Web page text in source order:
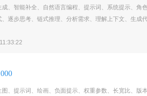
成、智能补全、自然语言编程、提示词、系统提示、角
、逐步思考、链式推理、分析需求、理解上下文、生成
图、提示词、绘画、负面提示、权重参数、长宽比、版